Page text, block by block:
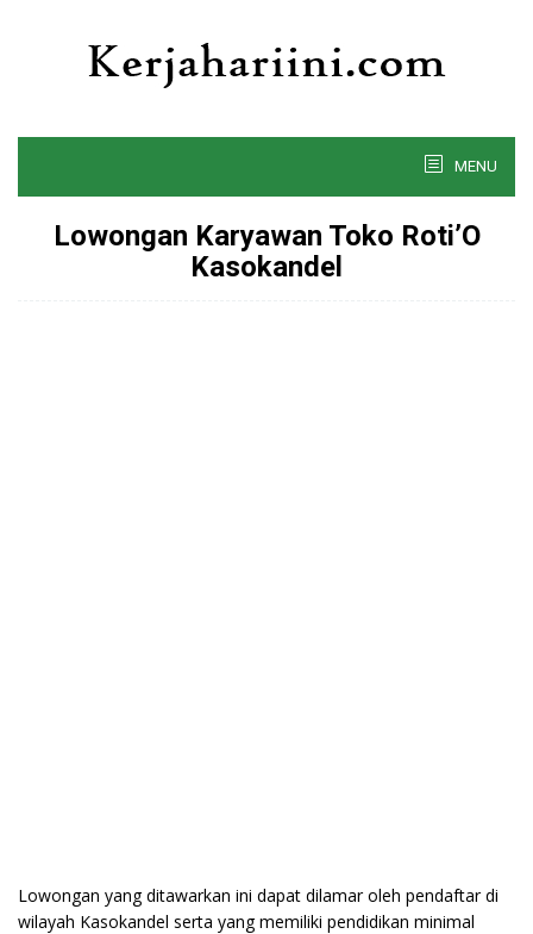
MENU
Lowongan Karyawan Toko Roti’O
Kasokandel
Lowongan yang ditawarkan ini dapat dilamar oleh pendaftar di
wilayah Kasokandel serta yang memiliki pendidikan minimal